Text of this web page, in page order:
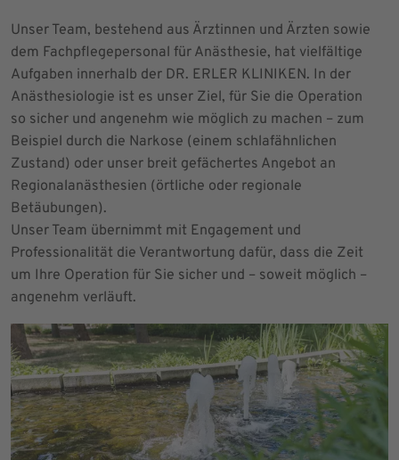
Unser Team, bestehend aus Ärztinnen und Ärzten sowie
dem Fachpflegepersonal für Anästhesie, hat vielfältige
Aufgaben innerhalb der DR. ERLER KLINIKEN. In der
Anästhesiologie ist es unser Ziel, für Sie die Operation
so sicher und angenehm wie möglich zu machen – zum
Beispiel durch die Narkose (einem schlafähnlichen
Zustand) oder unser breit gefächertes Angebot an
Regionalanästhesien (örtliche oder regionale
Betäubungen).
Unser Team übernimmt mit Engagement und
Professionalität die Verantwortung dafür, dass die Zeit
um Ihre Operation für Sie sicher und – soweit möglich –
angenehm verläuft.